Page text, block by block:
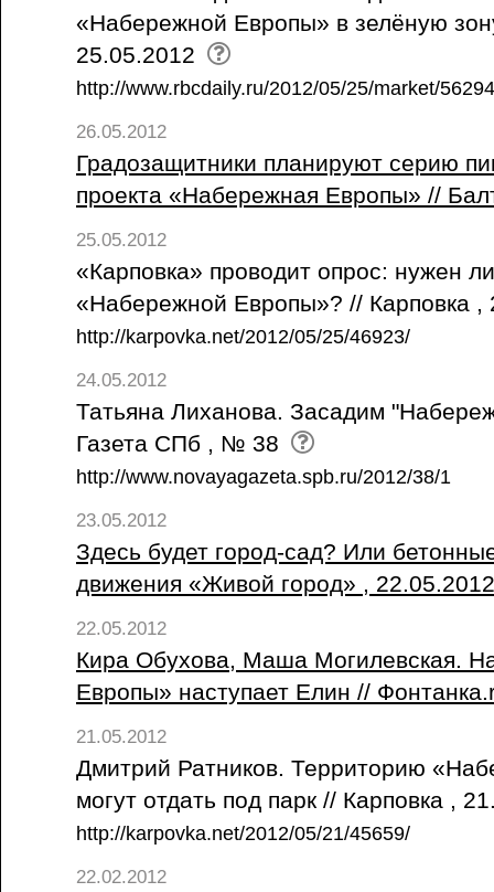
«Набережной Европы» в зелёную
25.05.2012
http://www.rbcdaily.ru/2012/05/25/market/
26.05.2012
Градозащитники планируют серию
проекта «Набережная Европы» //
25.05.2012
«Карповка» проводит опрос: нужен
«Набережной Европы»? // Карповка
http://karpovka.net/2012/05/25/46923/
24.05.2012
Татьяна Лиханова. Засадим
Газета СПб , № 38
http://www.novayagazeta.spb.ru/2012/38/1
23.05.2012
Здесь будет город-сад? Или
движения «Живой город» ,
22.05.2012
Кира Обухова, Маша Могилевская.
Европы» наступает Елин //
21.05.2012
Дмитрий Ратников. Территорию
могут отдать под парк // Карповка ,
http://karpovka.net/2012/05/21/45659/
22.02.2012